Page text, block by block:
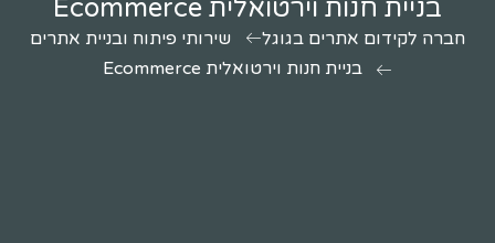
בניית חנות וירטואלית Ecommerce
חברה לקידום אתרים בגוגל
שירותי פיתוח ובניית אתרים
בניית חנות וירטואלית Ecommerce